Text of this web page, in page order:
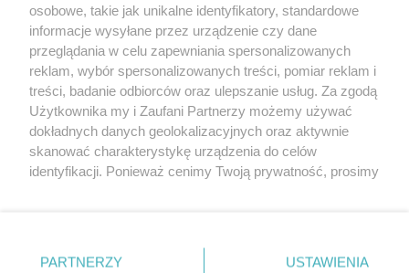
Wernisaże
Więcej
Specjalny koncert z okazji
20. urodzin portalu
wSzczecinie.pl
Regulamin konkursów
śniadaniówka "Hej
Szczecin! Jest piątek!"
the:protocol
osobowe, takie jak unikalne identyfikatory, standardowe
informacje wysyłane przez urządzenie czy dane
przeglądania w celu zapewniania spersonalizowanych
reklam, wybór spersonalizowanych treści, pomiar reklam i
treści, badanie odbiorców oraz ulepszanie usług. Za zgodą
Użytkownika my i Zaufani Partnerzy możemy używać
dokładnych danych geolokalizacyjnych oraz aktywnie
skanować charakterystykę urządzenia do celów
identyfikacji. Ponieważ cenimy Twoją prywatność, prosimy
prywatności znajdujący się w lewym dolnym rogu strony
PARTNERZY USTAWIENIA